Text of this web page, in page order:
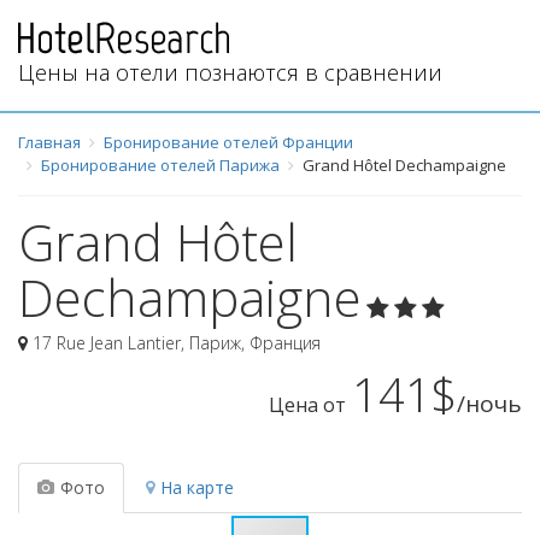
Цены на отели познаются в сравнении
Главная
Бронирование отелей Франции
Бронирование отелей Парижа
Grand Hôtel Dechampaigne
Grand Hôtel
Dechampaigne
17 Rue Jean Lantier, Париж, Франция
Цена от 141$/ночь
Фото На карте